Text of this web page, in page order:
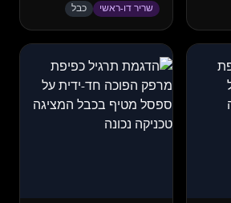
שריר דו-ראשי כבל